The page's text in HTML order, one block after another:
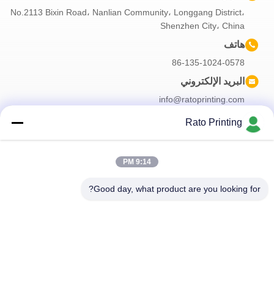
No.2113 Bixin Road، Nanlian Community، Longgang District،
Shenzhen City، China
هاتف
86-135-1024-0578
البريد الإلكتروني
info@ratoprinting.com
اشترك في نشرتنا الإخبارية للحصول على خصومات وأكثر.
Rato Printing
9:14 PM
Good day, what product are you looking for?